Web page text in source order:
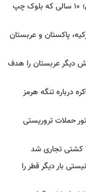
از برنی سندرز تا زهران ممدانی؛ ۱۰ سالی که بلوک چپ
پاکستان و عربستان
دیگر عربستان را هدف
درباره تنگه هرمز
حملات تروریستی
بار دیگر قطر را